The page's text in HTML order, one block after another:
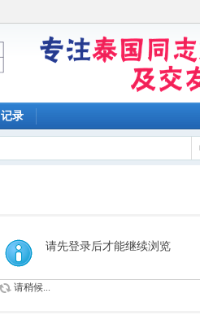
记录
请先登录后才能继续浏览
请稍候...